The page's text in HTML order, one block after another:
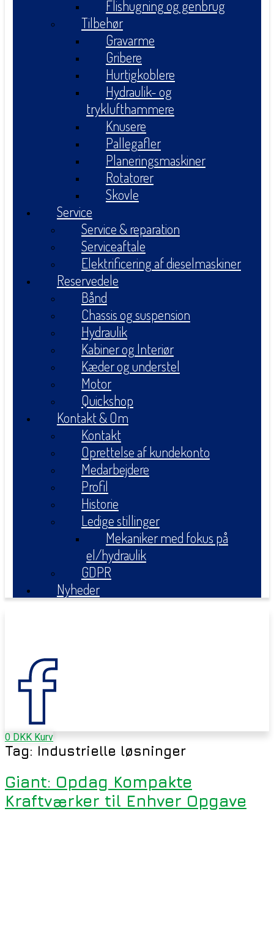
Flishugning og genbrug
Tilbehør
Gravarme
Gribere
Hurtigkoblere
Hydraulik- og
tryklufthammere
Knusere
Pallegafler
Planeringsmaskiner
Rotatorer
Skovle
Service
Service & reparation
Serviceaftale
Elektrificering af dieselmaskiner
Reservedele
Bånd
Chassis og suspension
Hydraulik
Kabiner og Interiør
Kæder og understel
Motor
Quickshop
Kontakt & Om
Kontakt
Oprettelse af kundekonto
Medarbejdere
Profil
Historie
Ledige stillinger
Mekaniker med fokus på
el/hydraulik
GDPR
Nyheder
0 DKK Kurv
Tag: Industrielle løsninger
Giant: Opdag Kompakte
Kraftværker til Enhver Opgave